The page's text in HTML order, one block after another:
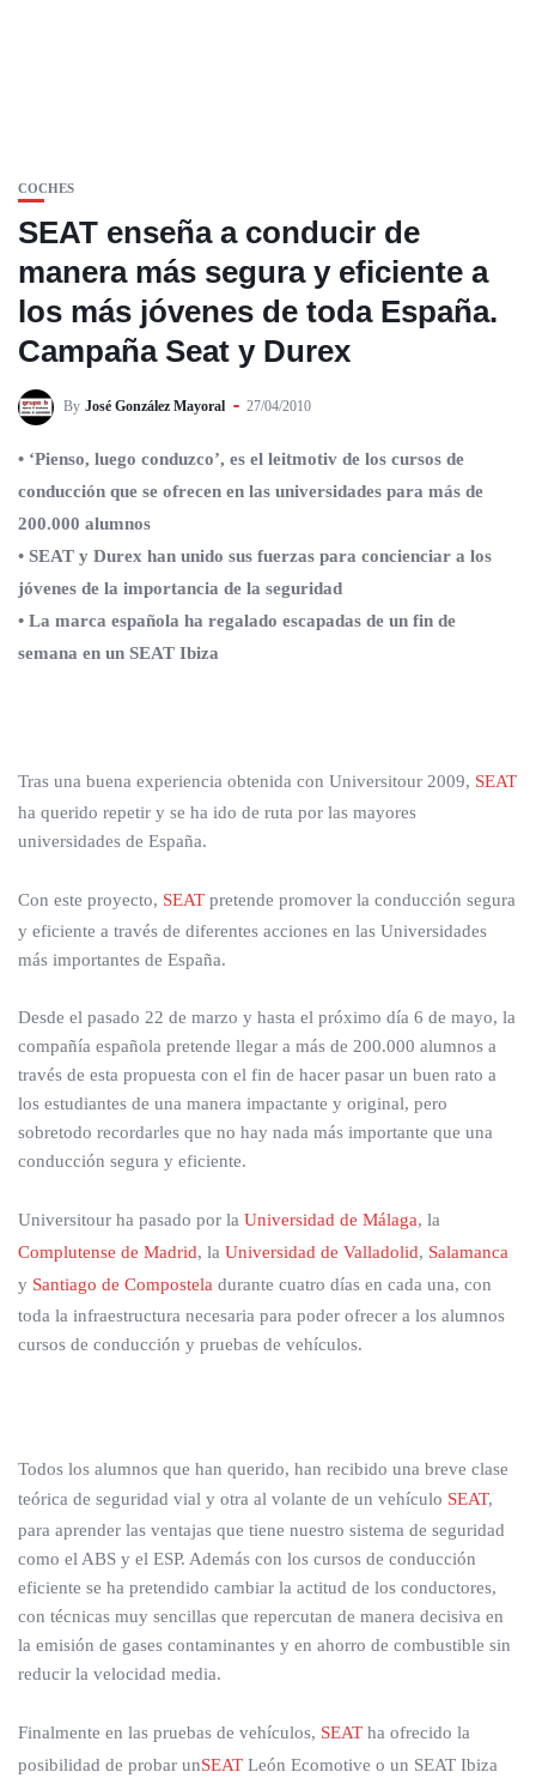
COCHES
SEAT enseña a conducir de
manera más segura y eficiente a
los más jóvenes de toda España.
Campaña Seat y Durex
By José González Mayoral 27/04/2010
• ‘Pienso, luego conduzco’, es el leitmotiv de los cursos de
conducción que se ofrecen en las universidades para más de
200.000 alumnos
• SEAT y Durex han unido sus fuerzas para concienciar a los
jóvenes de la importancia de la seguridad
• La marca española ha regalado escapadas de un fin de
semana en un SEAT Ibiza
Tras una buena experiencia obtenida con Universitour 2009, SEAT
ha querido repetir y se ha ido de ruta por las mayores
universidades de España.
Con este proyecto, SEAT pretende promover la conducción segura
y eficiente a través de diferentes acciones en las Universidades
más importantes de España.
Desde el pasado 22 de marzo y hasta el próximo día 6 de mayo, la
compañía española pretende llegar a más de 200.000 alumnos a
través de esta propuesta con el fin de hacer pasar un buen rato a
los estudiantes de una manera impactante y original, pero
sobretodo recordarles que no hay nada más importante que una
conducción segura y eficiente.
Universitour ha pasado por la Universidad de Málaga, la
Complutense de Madrid, la Universidad de Valladolid, Salamanca
y Santiago de Compostela durante cuatro días en cada una, con
toda la infraestructura necesaria para poder ofrecer a los alumnos
cursos de conducción y pruebas de vehículos.
Todos los alumnos que han querido, han recibido una breve clase
teórica de seguridad vial y otra al volante de un vehículo SEAT,
para aprender las ventajas que tiene nuestro sistema de seguridad
como el ABS y el ESP. Además con los cursos de conducción
eficiente se ha pretendido cambiar la actitud de los conductores,
con técnicas muy sencillas que repercutan de manera decisiva en
la emisión de gases contaminantes y en ahorro de combustible sin
reducir la velocidad media.
Finalmente en las pruebas de vehículos, SEAT ha ofrecido la
posibilidad de probar unSEAT León Ecomotive o un SEAT Ibiza